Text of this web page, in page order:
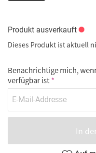
Produkt ausverkauft
Dieses Produkt ist aktuell
Benachrichtige mich,
verfügbar ist
In